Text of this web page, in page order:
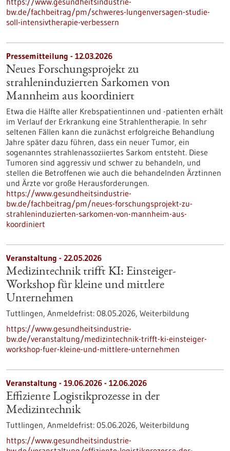
bw.de/fachbeitrag/pm/schweres-lungenversagen-studie-
soll-intensivtherapie-verbessern
Pressemitteilung - 12.03.2026
Neues Forschungsprojekt zu
strahleninduzierten Sarkomen von
Mannheim aus koordiniert
Etwa die Hälfte aller Krebspatientinnen und -patienten erhält
im Verlauf der Erkrankung eine Strahlentherapie. In sehr
seltenen Fällen kann die zunächst erfolgreiche Behandlung
Jahre später dazu führen, dass ein neuer Tumor, ein
sogenanntes strahlenassoziiertes Sarkom entsteht. Diese
Tumoren sind aggressiv und schwer zu behandeln, und
stellen die Betroffenen wie auch die behandelnden Ärztinnen
und Ärzte vor große Herausforderungen.
https://www.gesundheitsindustrie-
bw.de/fachbeitrag/pm/neues-forschungsprojekt-zu-
strahleninduzierten-sarkomen-von-mannheim-aus-
koordiniert
Veranstaltung - 22.05.2026
Medizintechnik trifft KI: Einsteiger-
Workshop für kleine und mittlere
Unternehmen
Tuttlingen, Anmeldefrist: 08.05.2026, Weiterbildung
https://www.gesundheitsindustrie-
bw.de/veranstaltung/medizintechnik-trifft-ki-einsteiger-
workshop-fuer-kleine-und-mittlere-unternehmen
Veranstaltung - 19.06.2026 - 12.06.2026
Effiziente Logistikprozesse in der
Medizintechnik
Tuttlingen, Anmeldefrist: 05.06.2026, Weiterbildung
https://www.gesundheitsindustrie-